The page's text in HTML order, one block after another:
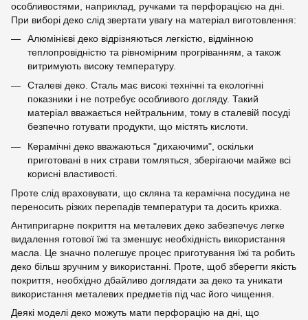
особливостями, наприклад, ручками та перфорацією на дні.
При виборі деко слід звертати увагу на матеріал виготовлення:
Алюмінієві деко відрізняються легкістю, відмінною
теплопровідністю та рівномірним прогріванням, а також
витримують високу температуру.
Сталеві деко. Сталь має високі технічні та екологічні
показники і не потребує особливого догляду. Такий
матеріал вважається нейтральним, тому в сталевій посуді
безпечно готувати продукти, що містять кислоти.
Керамічні деко вважаються "дихаючими", оскільки
приготовані в них страви томляться, зберігаючи майже всі
корисні властивості.
Проте слід враховувати, що скляна та керамічна посудина не
переносить різких перепадів температури та досить крихка.
Антипригарне покриття на металевих деко забезпечує легке
видалення готової їжі та зменшує необхідність використання
масла. Це значно полегшує процес приготування їжі та робить
деко більш зручним у використанні. Проте, щоб зберегти якість
покриття, необхідно дбайливо доглядати за деко та уникати
використання металевих предметів під час його чищення.
Деякі моделі деко можуть мати перфорацію на дні, що